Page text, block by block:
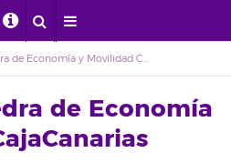
Noticias Cátedra de Economía y Movilidad CajaCanarias
de Economía